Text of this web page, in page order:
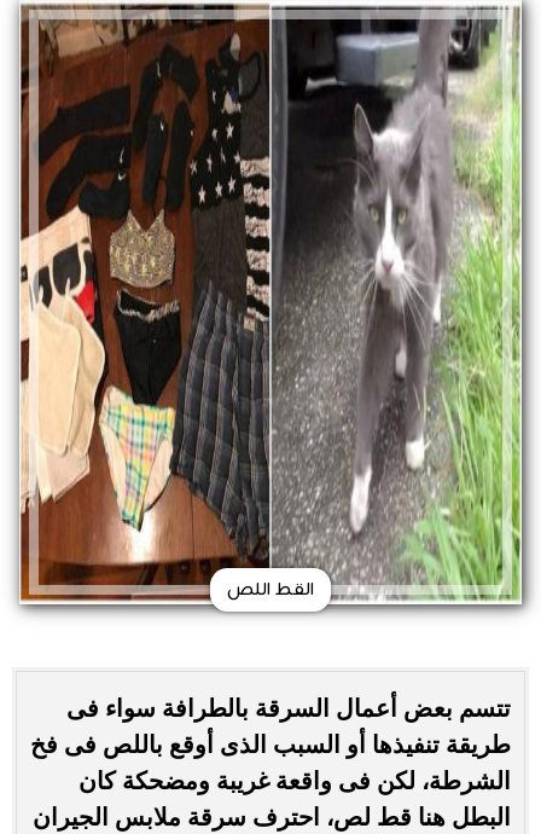
القط اللص
تتسم بعض أعمال السرقة بالطرافة سواء فى
طريقة تنفيذها أو السبب الذى أوقع باللص فى فخ
الشرطة، لكن فى واقعة غريبة ومضحكة كان
البطل هنا قط لص، احترف سرقة ملابس الجيران